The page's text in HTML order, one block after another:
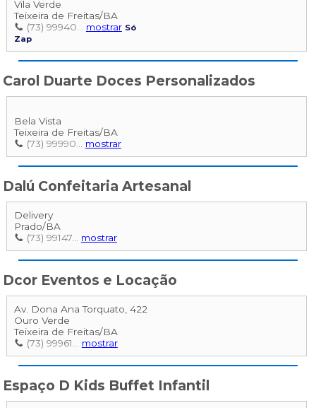
Vila Verde
Teixeira de Freitas/BA
(73) 99940... mostrar Só
Zap
Carol Duarte Doces Personalizados
Bela Vista
Teixeira de Freitas/BA
(73) 99990... mostrar
Dalú Confeitaria Artesanal
Delivery
Prado/BA
(73) 99147... mostrar
Dcor Eventos e Locação
Av. Dona Ana Torquato, 422
Ouro Verde
Teixeira de Freitas/BA
(73) 99961... mostrar
Espaço D Kids Buffet Infantil